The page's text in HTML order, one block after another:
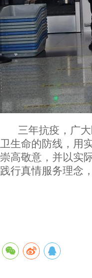
三年抗疫，广
卫生命的防线，用
崇高敬意，并以实
践行真情服务理念